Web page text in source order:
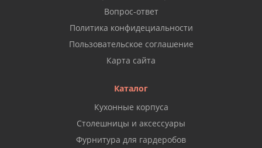
Вопрос-ответ
Политика конфидециальности
Пользовательское соглашение
Карта сайта
Каталог
Кухонные корпуса
Столешницы и аксессуары
Фурнитура для гардеробов